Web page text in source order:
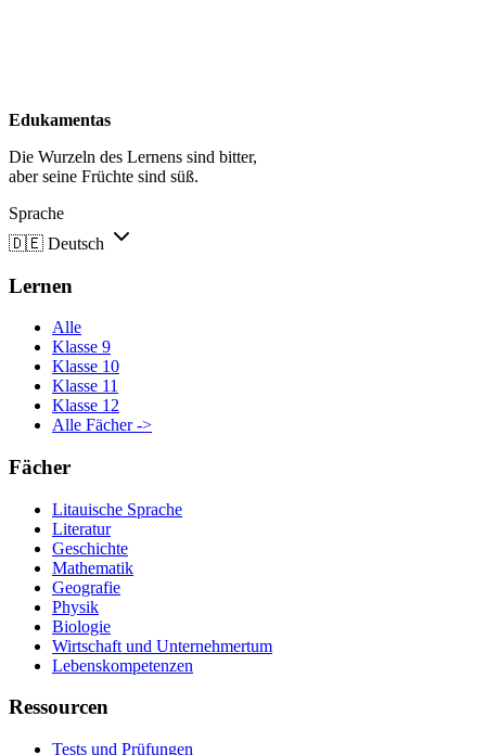
Edukamentas
Die Wurzeln des Lernens sind bitter,
aber seine Früchte sind süß.
Sprache
🇩🇪 Deutsch
Lernen
Alle
Klasse 9
Klasse 10
Klasse 11
Klasse 12
Alle Fächer ->
Fächer
Litauische Sprache
Literatur
Geschichte
Mathematik
Geografie
Physik
Biologie
Wirtschaft und Unternehmertum
Lebenskompetenzen
Ressourcen
Tests und Prüfungen